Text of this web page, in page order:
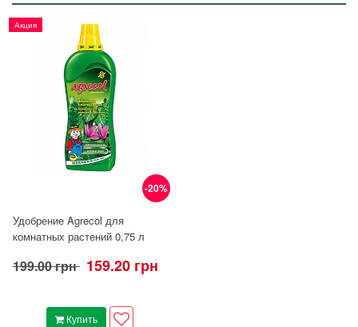
-20%
Акция
Удобрение Agrecol для
комнатных растений 0,75 л
199.00 грн 159.20 грн
Купить